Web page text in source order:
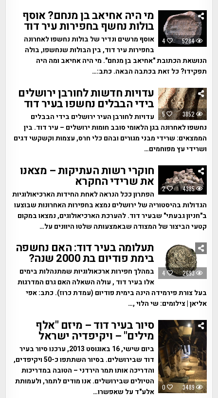
4 5284
מי היה אחיאב בן מנחם? אוסף
בולות נחשף בחפירות עיר דוד
אוסף מרשים ונדיר של בולות נחשפו לאחרונה
בחפירות עיר דוד, בין הבולות שנחשפו, בולה
הנושאת הכתובת "אחיאב בן מנחם". מי היה אחיאב ומה היה
תפקידו? כל זאת בכתבה הבאה. כתב:…
5 3852
עדויות חדשות לחורבן ירושלים
בידי הבבלים נחשפו בעיר דוד
עדויות לחורבן העיר ירושלים בידי הבבלים
נחשפו לאחרונה בגן הלאומי סובב חומות ירושלים – עיר דוד. בין
הממצאים: שרידי מבני מגורים ובהם כלי חרס, עצמות וקשקשי דגים
ושרידי עץ מפוחמים…
2 4385
חוקרי רשות העתיקות – מצאנו
את שרידי החקרא
הפתרון ככל הנראה לאחת החידות הארכיאולוגיות
הגדולות בהיסטוריה של ירושלים נמצא בחפירות האחרונות שבוצעו
ב"חניון גבעתי" שבעיר דוד. להערכת הארכיאולוגים, נמצאו במקום
קטעי הביצור של המצודה שבאמצעותה שלטו היוונים על…
4 2693
תעלומה בעיר דוד: האם נחשפה
בימת פודיום בת 2000 שנה?
במהלך חפירות ארכאולוגיות שמתנהלות בימים
אלו בעיר דוד , עולה השאלה האם גרם המדרגות
בעל צורת פירמידה הינה בימית פודיום (עמדת כרוז). כתב: אפי
אליאן | צילומים: שי הלוי ,…
0 3489
סיור בעיר דוד – מיזם "אלף
מילים" – ויקיפדיה ישראל
ביום שישי, 16 באוגוסט 2013, ערכנו סיור בעיר
דוד שבירושלים. בסיור השתתפו כ-50 ויקיפדים,
והדריכה אותו תמר הירדני – הטובה במדריכות
הטיולים שבירושלים. אנו מודים לתמר, ולעמותת
אלע"ד על שאפשרו…